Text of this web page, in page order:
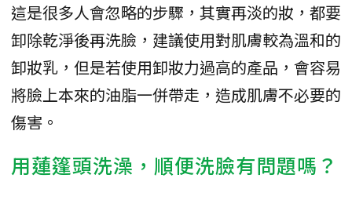
這是很多人會忽略的步驟，其實再淡的妝，都要
卸除乾淨後再洗臉，建議使用對肌膚較為溫和的
卸妝乳，但是若使用卸妝力過高的產品，會容易
將臉上本來的油脂一併帶走，造成肌膚不必要的
傷害。
用蓮篷頭洗澡，順便洗臉有問題嗎？